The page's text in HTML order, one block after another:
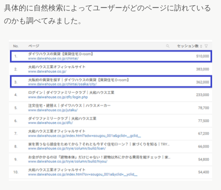
具体的に自然検索によってユーザーがどのページに訪れている
のかも調べてみました。